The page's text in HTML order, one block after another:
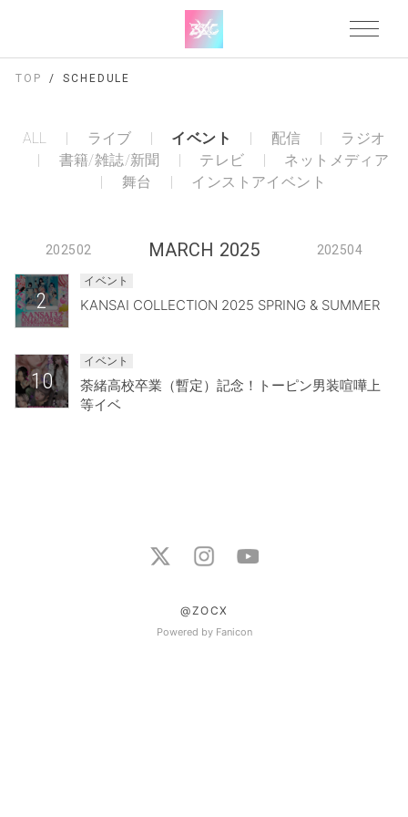
TOP SCHEDULE
ALL ライブ イベント 配信
ラジオ
書籍/雑誌/新聞
テレビ
ネットメディア
舞台
インストアイベント
202502 MARCH 2025 202504
2
イベント
KANSAI COLLECTION 2025 SPRING & SUMMER
10
イベント
荼緒高校卒業（暫定）記念！トーピン男装喧嘩上
等イベ
@ZOCX
Powered by Fanicon